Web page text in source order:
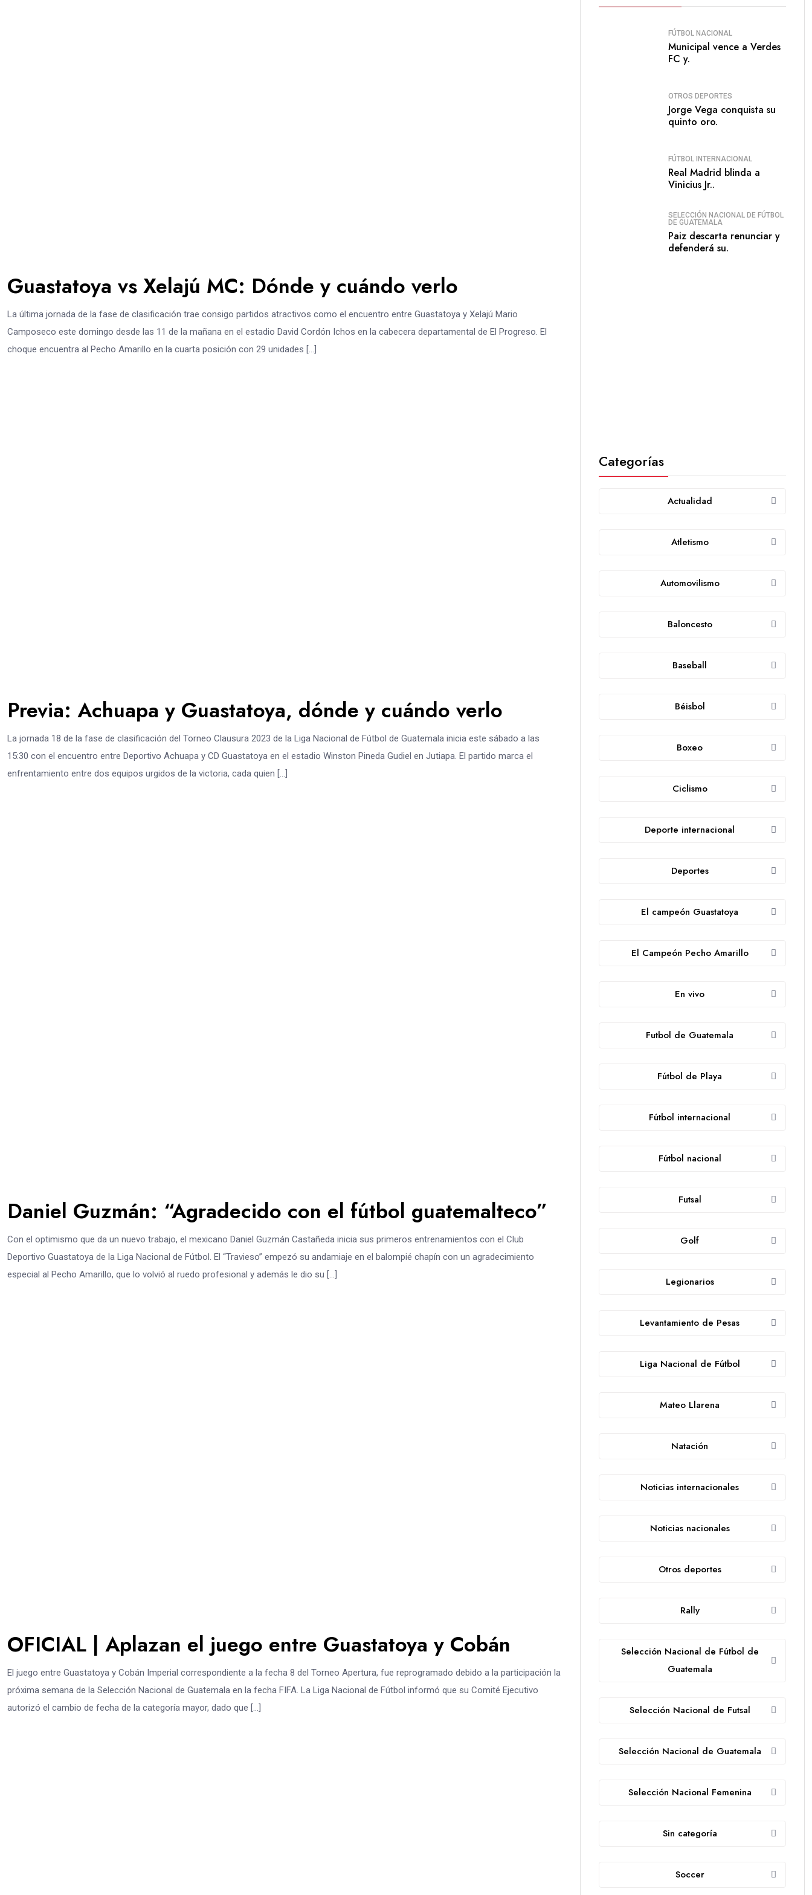
Guastatoya vs Xelajú MC: Dónde y cuándo verlo
La última jornada de la fase de clasificación trae consigo partidos atractivos como el encuentro entre Guastatoya y Xelajú Mario
Camposeco este domingo desde las 11 de la mañana en el estadio David Cordón Ichos en la cabecera departamental de El Progreso. El
choque encuentra al Pecho Amarillo en la cuarta posición con 29 unidades […]
Previa: Achuapa y Guastatoya, dónde y cuándo verlo
La jornada 18 de la fase de clasificación del Torneo Clausura 2023 de la Liga Nacional de Fútbol de Guatemala inicia este sábado a las
15:30 con el encuentro entre Deportivo Achuapa y CD Guastatoya en el estadio Winston Pineda Gudiel en Jutiapa. El partido marca el
enfrentamiento entre dos equipos urgidos de la victoria, cada quien […]
Daniel Guzmán: “Agradecido con el fútbol guatemalteco”
Con el optimismo que da un nuevo trabajo, el mexicano Daniel Guzmán Castañeda inicia sus primeros entrenamientos con el Club
Deportivo Guastatoya de la Liga Nacional de Fútbol. El “Travieso” empezó su andamiaje en el balompié chapín con un agradecimiento
especial al Pecho Amarillo, que lo volvió al ruedo profesional y además le dio su […]
OFICIAL | Aplazan el juego entre Guastatoya y Cobán
El juego entre Guastatoya y Cobán Imperial correspondiente a la fecha 8 del Torneo Apertura, fue reprogramado debido a la participación la
próxima semana de la Selección Nacional de Guatemala en la fecha FIFA. La Liga Nacional de Fútbol informó que su Comité Ejecutivo
autorizó el cambio de fecha de la categoría mayor, dado que […]
FÚTBOL NACIONAL
Municipal vence a Verdes
FC y.
OTROS DEPORTES
Jorge Vega conquista su
quinto oro.
FÚTBOL INTERNACIONAL
Real Madrid blinda a
Vinicius Jr..
SELECCIÓN NACIONAL DE FÚTBOL
DE GUATEMALA
Paiz descarta renunciar y
defenderá su.
Categorías
Actualidad
Atletismo
Automovilismo
Baloncesto
Baseball
Béisbol
Boxeo
Ciclismo
Deporte internacional
Deportes
El campeón Guastatoya
El Campeón Pecho Amarillo
En vivo
Futbol de Guatemala
Fútbol de Playa
Fútbol internacional
Fútbol nacional
Futsal
Golf
Legionarios
Levantamiento de Pesas
Liga Nacional de Fútbol
Mateo Llarena
Natación
Noticias internacionales
Noticias nacionales
Otros deportes
Rally
Selección Nacional de Fútbol de
Guatemala
Selección Nacional de Futsal
Selección Nacional de Guatemala
Selección Nacional Femenina
Sin categoría
Soccer